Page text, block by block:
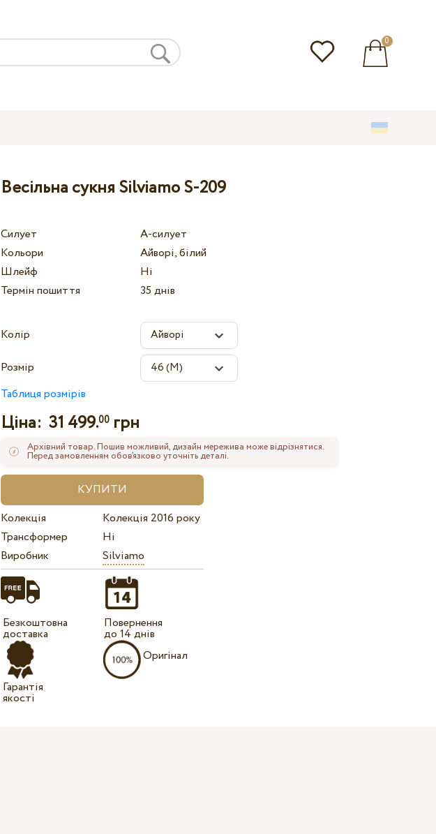
0
Весільна сукня Silviamo S-209
Силует
А-силует
Кольори
Айворі, білий
Шлейф
Ні
Термін пошиття
35 днів
Колір
Розмір
Таблиця розмірів
Ціна:31 499.00 грн
Архівний товар. Пошив можливий, дизайн мережива може відрізнятися.
Перед замовленням обов’язково уточніть деталі.
Колекція
Колекція 2016 року
Трансформер
Ні
Виробник
Silviamo
Безкоштовна
доставка
Гарантія
якості
Повернення
до 14 днів
Оригінал